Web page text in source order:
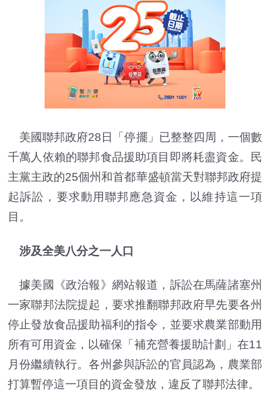
美國聯邦政府28日「停擺」已整整四周，一個數
千萬人依賴的聯邦食品援助項目即將耗盡資金。民
主黨主政的25個州和首都華盛頓當天對聯邦政府提
起訴訟，要求動用聯邦應急資金，以維持這一項
目。
涉及全美八分之一人口
據美國《政治報》網站報道，訴訟在馬薩諸塞州
一家聯邦法院提起，要求推翻聯邦政府早先要各州
停止發放食品援助福利的指令，並要求農業部動用
所有可用資金，以確保「補充營養援助計劃」在11
月份繼續執行。各州參與訴訟的官員認為，農業部
打算暫停這一項目的資金發放，違反了聯邦法律。